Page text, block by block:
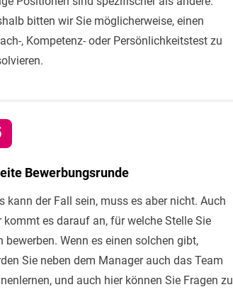
bitten wir Sie möglicherweise, einen
, Kompetenz- oder Persönlichkeitstest zu
Bewerbungsrunde
kann der Fall sein, muss es aber nicht. Auch
kommt es darauf an, für welche Stelle Sie
bewerben. Wenn es einen solchen gibt,
Sie neben dem Manager auch das Team
und auch hier können Sie Fragen zu